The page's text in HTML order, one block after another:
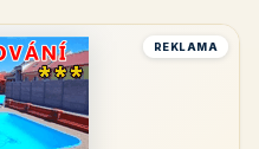
REKLAMA